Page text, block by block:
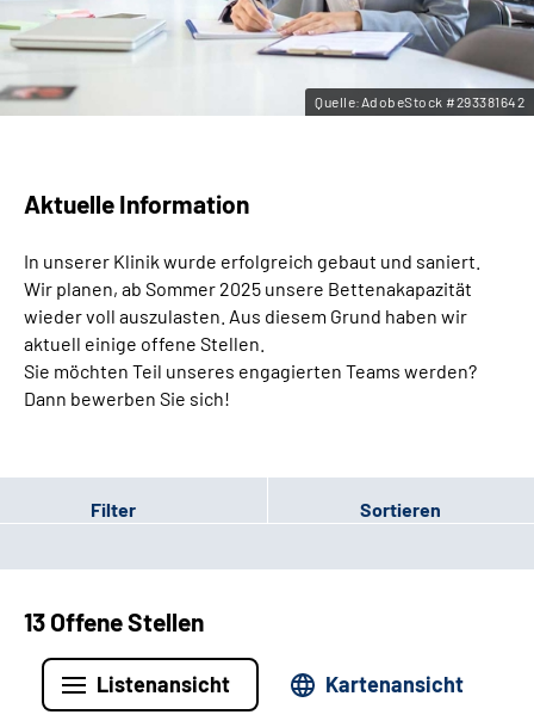
Quelle:AdobeStock #293381642
Aktuelle Information
In unserer Klinik wurde erfolgreich gebaut und saniert.
Wir planen, ab Sommer 2025 unsere Bettenakapazität
wieder voll auszulasten. Aus diesem Grund haben wir
aktuell einige offene Stellen.
Sie möchten Teil unseres engagierten Teams werden?
Dann bewerben Sie sich!
Filter Sortieren
13 Offene Stellen
Listenansicht Kartenansicht